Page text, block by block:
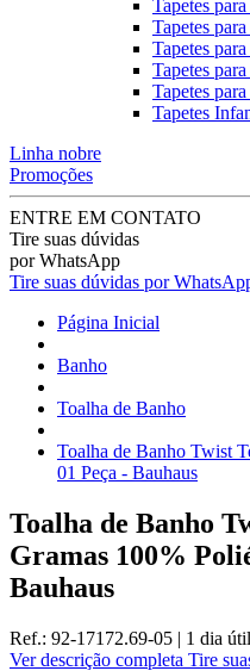
Tapetes para
Tapetes
Tapetes
Tapetes
Tapetes
Tapetes
Linha nobre
Promoções
ENTRE EM CONTATO
Tire suas dúvidas
por WhatsApp
Tire suas dúvidas por
Página Inicial
Banho
Toalha de Banho
Toalha de Banho Twist
01 Peça - Bauhaus
Toalha de Banho
Gramas 100%
Bauhaus
Ref.: 92-17172.69-05 | 1 dia útil
Ver descrição completa Tire